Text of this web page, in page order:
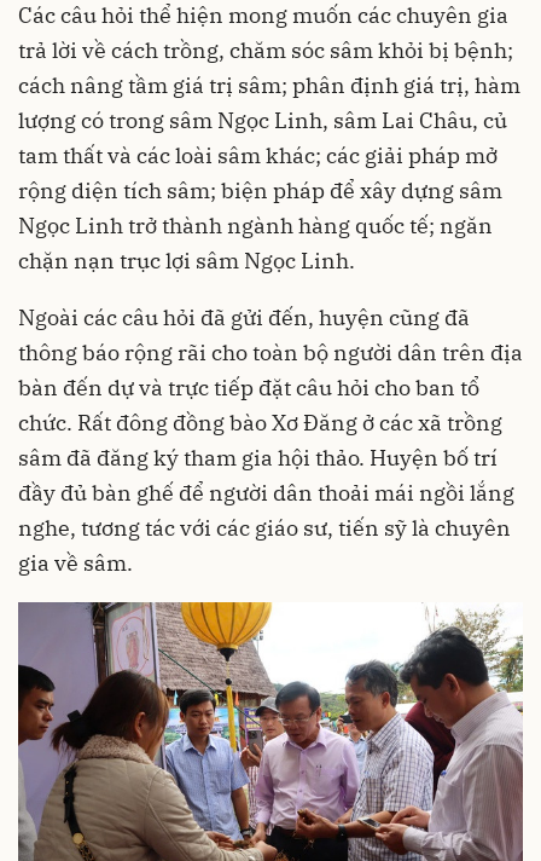
Các câu hỏi thể hiện mong muốn các chuyên gia
trả lời về cách trồng, chăm sóc sâm khỏi bị bệnh;
cách nâng tầm giá trị sâm; phân định giá trị, hàm
lượng có trong sâm Ngọc Linh, sâm Lai Châu, củ
tam thất và các loài sâm khác; các giải pháp mở
rộng diện tích sâm; biện pháp để xây dựng sâm
Ngọc Linh trở thành ngành hàng quốc tế; ngăn
chặn nạn trục lợi sâm Ngọc Linh.
Ngoài các câu hỏi đã gửi đến, huyện cũng đã
thông báo rộng rãi cho toàn bộ người dân trên địa
bàn đến dự và trực tiếp đặt câu hỏi cho ban tổ
chức. Rất đông đồng bào Xơ Đăng ở các xã trồng
sâm đã đăng ký tham gia hội thảo. Huyện bố trí
đầy đủ bàn ghế để người dân thoải mái ngồi lắng
nghe, tương tác với các giáo sư, tiến sỹ là chuyên
gia về sâm.